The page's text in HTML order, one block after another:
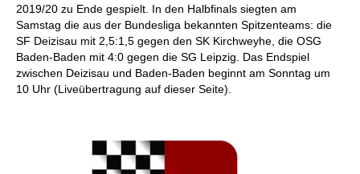
2019/20 zu Ende gespielt. In den Halbfinals siegten am
Samstag die aus der Bundesliga bekannten Spitzenteams: die
SF Deizisau mit 2,5:1,5 gegen den SK Kirchweyhe, die OSG
Baden-Baden mit 4:0 gegen die SG Leipzig. Das Endspiel
zwischen Deizisau und Baden-Baden beginnt am Sonntag um
10 Uhr (Liveübertragung auf dieser Seite).